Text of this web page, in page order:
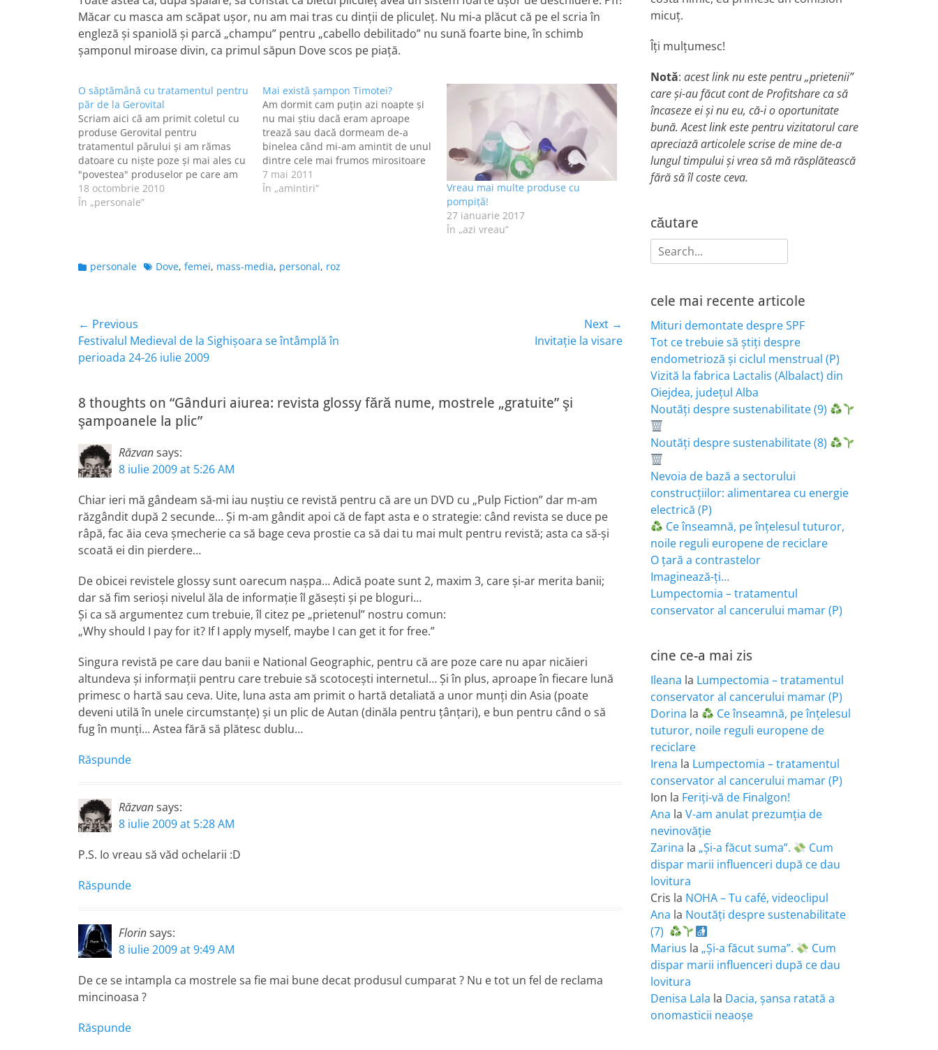
Măcar cu masca am scăpat uşor, nu am mai tras cu dinţii de pliculeţ. Nu mi-a plăcut că pe el scria în
engleză şi spaniolă şi parcă „champu” pentru „cabello debilitado” nu sună foarte bine, în schimb
şamponul miroase divin, ca primul săpun Dove scos pe piaţă.
O săptămână cu tratamentul pentru
păr de la Gerovital
Scriam aici că am primit coletul cu
produse Gerovital pentru
tratamentul părului și am rămas
datoare cu niște poze și mai ales cu
"povestea" produselor pe care am
început să le testez. Coletul pe care
l-am primit conținea patru produse
18 octombrie 2010
În „personale”
Mai există şampon Timotei?
Am dormit cam puţin azi noapte şi
nu mai ştiu dacă eram aproape
trează sau dacă dormeam de-a
binelea când mi-am amintit de unul
dintre cele mai frumos mirositoare
şampoane ever: Timotei cu
castravete şi aloe. Mi-am amintit de
7 mai 2011
În „amintiri”
Vreau mai multe produse cu
pompiță!
27 ianuarie 2017
În „azi vreau”
Categories
personale TagsDove, femei, mass-media, personal, roz
Navigare
în
← Previous
Previous
post:
Festivalul Medieval de la Sighişoara se întâmplă în
perioada 24-26 iulie 2009
Next →
Invitaţie la visare
8 thoughts on “Gânduri aiurea: revista glossy fără nume, mostrele „gratuite” şi
şampoanele la plic”
Răzvansays:
8 iulie 2009 at 5:26 AM
Chiar ieri mă gândeam să-mi iau nuştiu ce revistă pentru că are un DVD cu „Pulp Fiction” dar m-am
răzgândit după 2 secunde… Şi m-am gândit apoi că de fapt asta e o strategie: când revista se duce pe
râpă, fac ăia ceva şmecherie ca să bage ceva prostie ca să dai tu mai mult pentru revistă; asta ca să-şi
scoată ei din pierdere…
De obicei revistele glossy sunt oarecum naşpa… Adică poate sunt 2, maxim 3, care şi-ar merita banii;
dar să fim serioşi nivelul ăla de informaţie îl găseşti şi pe bloguri…
Şi ca să argumentez cum trebuie, îl citez pe „prietenul” nostru comun:
„Why should I pay for it? If I apply myself, maybe I can get it for free.”
Singura revistă pe care dau banii e National Geographic, pentru că are poze care nu apar nicăieri
altundeva şi informaţii pentru care trebuie să scotoceşti internetul… Şi în plus, aproape în fiecare lună
primesc o hartă sau ceva. Uite, luna asta am primit o hartă detaliată a unor munţi din Asia (poate
deveni utilă în unele circumstanţe) şi un plic de Autan (dinăla pentru ţânţari), e bun pentru când o să
fug în munţi… Astea fără să plătesc dublu…
Răspunde
Răzvansays:
8 iulie 2009 at 5:28 AM
P.S. Io vreau să văd ochelarii :D
Răspunde
Florinsays:
8 iulie 2009 at 9:49 AM
De ce se intampla ca mostrele sa fie mai bune decat produsul cumparat ? Nu e tot un fel de reclama
mincinoasa ?
Răspunde
micuț.
Îți mulțumesc!
Notă: acest link nu este pentru „prietenii”
care și-au făcut cont de Profitshare ca să
încaseze ei și nu eu, că-i o oportunitate
bună. Acest link este pentru vizitatorul care
apreciază articolele scrise de mine de-a
lungul timpului și vrea să mă răsplătească
fără să îl coste ceva.
căutare
Search
for:
cele mai recente articole
Mituri demontate despre SPF
Tot ce trebuie să știți despre
endometrioză și ciclul menstrual (P)
Vizită la fabrica Lactalis (Albalact) din
Oiejdea, județul Alba
Noutăți despre sustenabilitate (9)
Noutăți despre sustenabilitate (8)
Nevoia de bază a sectorului
construcțiilor: alimentarea cu energie
electrică (P)
Ce înseamnă, pe înțelesul tuturor,
noile reguli europene de reciclare
O țară a contrastelor
Imaginează-ți…
Lumpectomia – tratamentul
conservator al cancerului mamar (P)
cine ce-a mai zis
Ileana la Lumpectomia – tratamentul
conservator al cancerului mamar (P)
Dorina la
Ce înseamnă, pe înțelesul
tuturor, noile reguli europene de
reciclare
Irena la Lumpectomia – tratamentul
conservator al cancerului mamar (P)
Ion la Feriţi-vă de Finalgon!
Ana la V-am anulat prezumția de
nevinovăție
Zarina la „Și-a făcut suma”.
Cum
dispar marii influenceri după ce dau
lovitura
Cris la NOHA – Tu café, videoclipul
Ana la Noutăți despre sustenabilitate
(7)
Marius la „Și-a făcut suma”.
Cum
dispar marii influenceri după ce dau
lovitura
Denisa Lala la Dacia, șansa ratată a
onomasticii neaoșe